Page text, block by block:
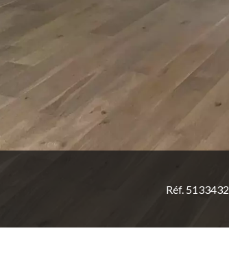
Réf. 5133432